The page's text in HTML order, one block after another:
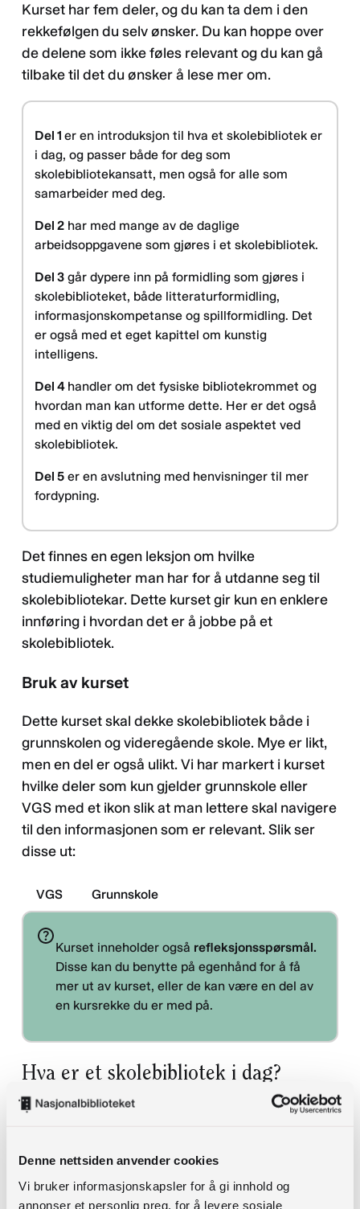
Denne nettsiden anvender cookies
Vi bruker informasjonskapsler for å gi innhold og
annonser et personlig preg, for å levere sosiale
Kurset har fem deler, og du kan ta dem i den
rekkefølgen du selv ønsker. Du kan hoppe over
de delene som ikke føles relevant og du kan gå
tilbake til det du ønsker å lese mer om.
Del 1 er en introduksjon til hva et skolebibliotek er
i dag, og passer både for deg som
skolebibliotekansatt, men også for alle som
samarbeider med deg.
Del 2 har med mange av de daglige
arbeidsoppgavene som gjøres i et skolebibliotek.
Del 3 går dypere inn på formidling som gjøres i
skolebiblioteket, både litteraturformidling,
informasjonskompetanse og spillformidling. Det
er også med et eget kapittel om kunstig
intelligens.
Del 4 handler om det fysiske bibliotekrommet og
hvordan man kan utforme dette. Her er det også
med en viktig del om det sosiale aspektet ved
skolebibliotek.
Del 5 er en avslutning med henvisninger til mer
fordypning.
Det finnes en egen leksjon om hvilke
studiemuligheter man har for å utdanne seg til
skolebibliotekar. Dette kurset gir kun en enklere
innføring i hvordan det er å jobbe på et
skolebibliotek.
Bruk av kurset
Dette kurset skal dekke skolebibliotek både i
grunnskolen og videregående skole. Mye er likt,
men en del er også ulikt. Vi har markert i kurset
hvilke deler som kun gjelder grunnskole eller
VGS med et ikon slik at man lettere skal navigere
til den informasjonen som er relevant. Slik ser
disse ut:
VGS Grunnskole
Kurset inneholder også refleksjonsspørsmål.
Disse kan du benytte på egenhånd for å få
mer ut av kurset, eller de kan være en del av
en kursrekke du er med på.
Hva er et skolebibliotek i dag?
Skolebibliotek er en lovpålagt oppgave for
opplæringsloven fastlegger at skolen skal ha
skolebibliotek som er tilgjengelig for elevene i
skoletida, og at det skal brukes aktivt i